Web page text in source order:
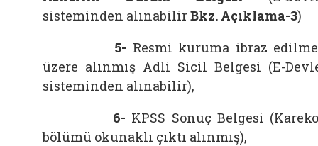
sisteminden alınabilirBkz. Açıklama-3)
5- Resmi kuruma ibraz
üzere alınmış Adli Sicil Belgesi (E-
sisteminden alınabilir),
6- KPSS Sonuç Belgesi (
bölümü okunaklı çıktı alınmış),